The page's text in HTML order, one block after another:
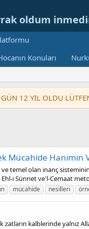
oldum
Konuları
12 YIL OLDU
Hanımın
temel olan inanç
i Sünnet ve'l-Cemaat
mücahide nesilleri
zatların kalblerinde yalnız